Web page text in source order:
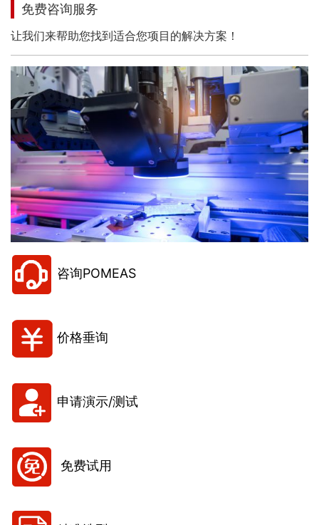
免费咨询服务
让我们来帮助您找到适合您项目的解决方案！
咨询POMEAS
价格垂询
申请演示/测试
免费试用